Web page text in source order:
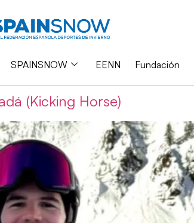
SPAINSNOW EENN Fundación
(Kicking Horse)